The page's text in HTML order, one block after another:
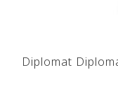
Diplomat